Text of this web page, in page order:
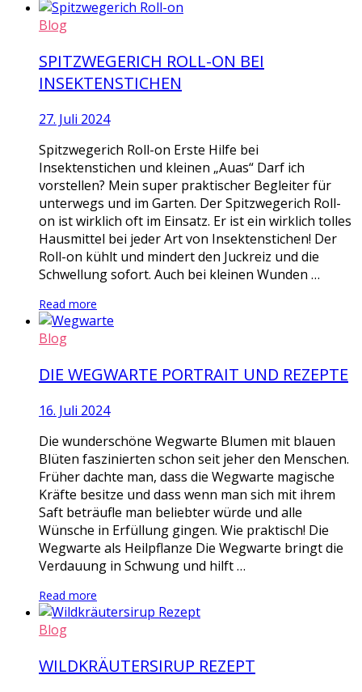
Blog
SPITZWEGERICH ROLL-ON BEI
INSEKTENSTICHEN
27. Juli 2024
Spitzwegerich Roll-on Erste Hilfe bei
Insektenstichen und kleinen „Auas“ Darf ich
vorstellen? Mein super praktischer Begleiter für
unterwegs und im Garten. Der Spitzwegerich Roll-
on ist wirklich oft im Einsatz. Er ist ein wirklich tolles
Hausmittel bei jeder Art von Insektenstichen! Der
Roll-on kühlt und mindert den Juckreiz und die
Schwellung sofort. Auch bei kleinen Wunden …
Read more
Blog
DIE WEGWARTE PORTRAIT UND REZEPTE
16. Juli 2024
Die wunderschöne Wegwarte Blumen mit blauen
Blüten faszinierten schon seit jeher den Menschen.
Früher dachte man, dass die Wegwarte magische
Kräfte besitze und dass wenn man sich mit ihrem
Saft beträufle man beliebter würde und alle
Wünsche in Erfüllung gingen. Wie praktisch! Die
Wegwarte als Heilpflanze Die Wegwarte bringt die
Verdauung in Schwung und hilft …
Read more
Blog
WILDKRÄUTERSIRUP REZEPT